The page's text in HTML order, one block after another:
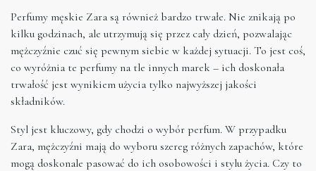
Perfumy męskie Zara są również bardzo trwałe. Nie znikają po
kilku godzinach, ale utrzymują się przez cały dzień, pozwalając
mężczyźnie czuć się pewnym siebie w każdej sytuacji. To jest coś,
co wyróżnia te perfumy na tle innych marek – ich doskonała
trwałość jest wynikiem użycia tylko najwyższej jakości
składników.
Styl jest kluczowy, gdy chodzi o wybór perfum. W przypadku
Zara, mężczyźni mają do wyboru szereg różnych zapachów, które
mogą doskonale pasować do ich osobowości i stylu życia. Czy to